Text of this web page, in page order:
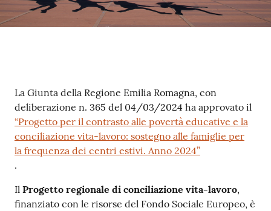
Contenuto
La Giunta della Regione Emilia Romagna, con
deliberazione n. 365 del 04/03/2024 ha approvato il
“Progetto per il contrasto alle povertà educative e la
conciliazione vita-lavoro: sostegno alle famiglie per
la frequenza dei centri estivi. Anno 2024”
.
Il Progetto regionale di conciliazione vita-lavoro,
finanziato con le risorse del Fondo Sociale Europeo, è